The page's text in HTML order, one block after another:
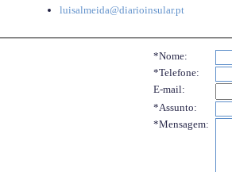
luisalmeida@diarioinsular.pt
*Nome:
*Telefone:
E-mail:
*Assunto:
*Mensagem: